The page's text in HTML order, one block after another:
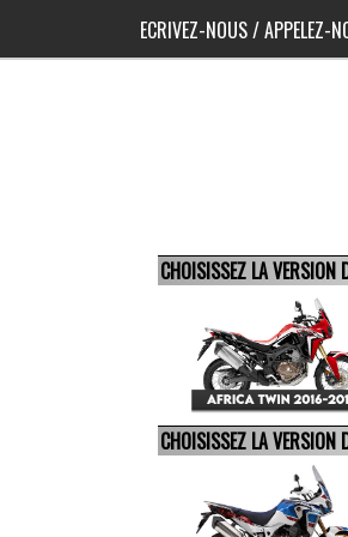
ECRIVEZ-NOUS/ APPELEZ-
CHOISISSEZ LA VERSION
CHOISISSEZ LA VERSION